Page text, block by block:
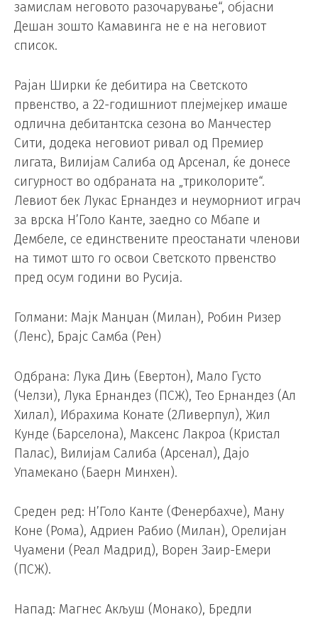
замислам неговото разочарување“, објасни
Дешан зошто Камавинга не е на неговиот
список.
Рајан Ширки ќе дебитира на Светското
првенство, а 22-годишниот плејмејкер имаше
одлична дебитантска сезона во Манчестер
Сити, додека неговиот ривал од Премиер
лигата, Вилијам Салиба од Арсенал, ќе донесе
сигурност во одбраната на „триколорите“.
Левиот бек Лукас Ернандез и неуморниот играч
за врска Н’Голо Канте, заедно со Мбапе и
Дембеле, се единствените преостанати членови
на тимот што го освои Светското првенство
пред осум години во Русија.
Голмани: Мајк Манџан (Милан), Робин Ризер
(Ленс), Брајс Самба (Рен)
Одбрана: Лука Дињ (Евертон), Мало Густо
(Челзи), Лука Ернандез (ПСЖ), Тео Ернандез (Ал
Хилал), Ибрахима Конате (2Ливерпул), Жил
Кунде (Барселона), Максенс Лакроа (Кристал
Палас), Вилијам Салиба (Арсенал), Дајо
Упамекано (Баерн Минхен).
Среден ред: Н’Голо Канте (Фенербахче), Ману
Коне (Рома), Адриен Рабио (Милан), Орелијан
Чуамени (Реал Мадрид), Ворен Заир-Емери
(ПСЖ).
Напад: Магнес Акљуш (Монако), Бредли